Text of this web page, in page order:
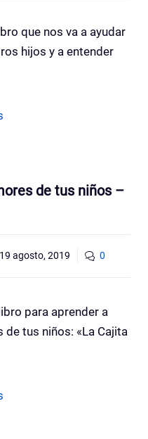
que nos va a ayudar
hijos y a entender
de tus niños –
19 agosto, 2019 0
para aprender a
tus niños: «La Cajita